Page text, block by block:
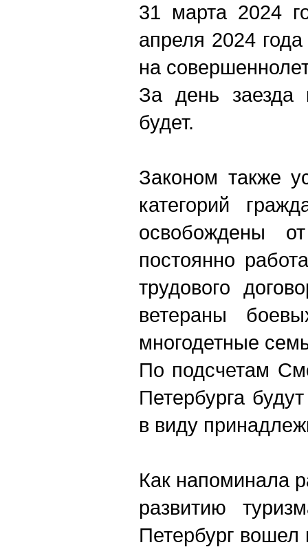
31 марта 2024
апреля 2024
на
За день заезда
будет.
Законом также
категорий
освобождены
постоянно
трудового
ветераны
многодетные
По подсчетам
Петербурга
в виду
Как напоминала
развитию
Петербург